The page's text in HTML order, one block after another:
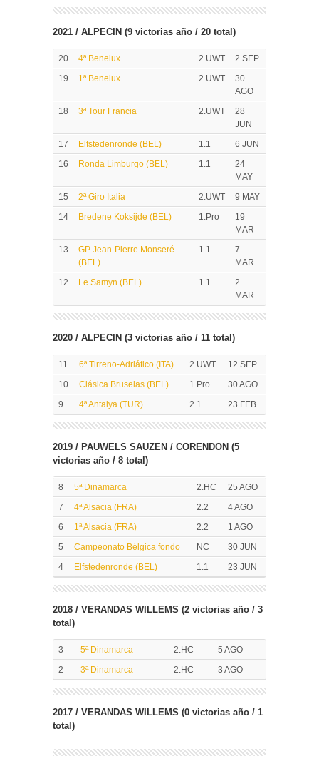
2021 / ALPECIN (9 victorias año / 20 total)
20 4ª Benelux 2.UWT
2 SEP
19
1ª Benelux 2.UWT
30
AGO
18
3ª Tour Francia 2.UWT
28
JUN
17
Elfstedenronde (BEL) 1.1
6 JUN
16
Ronda Limburgo (BEL) 1.1
24
MAY
15
2ª Giro Italia 2.UWT
9 MAY
14
Bredene Koksijde (BEL) 1.Pro
19
MAR
13
GP Jean-Pierre Monseré
(BEL)
1.1
7
MAR
12
Le Samyn (BEL) 1.1
2
MAR
2020 / ALPECIN (3 victorias año / 11 total)
11 6ª Tirreno-Adriático (ITA) 2.UWT
12 SEP
10
Clásica Bruselas (BEL) 1.Pro
30 AGO
9
4ª Antalya (TUR) 2.1 23 FEB
2019 / PAUWELS SAUZEN / CORENDON (5
victorias año / 8 total)
8 5ª Dinamarca 2.HC
25 AGO
7
4ª Alsacia (FRA) 2.2
4 AGO
6
1ª Alsacia (FRA) 2.2
1 AGO
5
Campeonato Bélgica fondo NC
30 JUN
4
Elfstedenronde (BEL) 1.1 23 JUN
2018 / VERANDAS WILLEMS (2 victorias año / 3
total)
3 5ª Dinamarca 2.HC
5 AGO
2
3ª Dinamarca 2.HC 3 AGO
2017 / VERANDAS WILLEMS (0 victorias año / 1
total)